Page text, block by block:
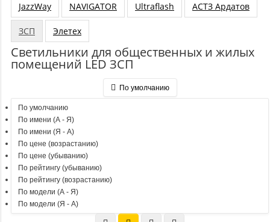
JazzWay NAVIGATOR Ultraflash АСТЗ Ардатов
ЗСП Элетех
Светильники для общественных и жилых
помещений LED ЗСП
По умолчанию
По умолчанию
По имени (A - Я)
По имени (Я - A)
По цене (возрастанию)
По цене (убыванию)
По рейтингу (убыванию)
По рейтингу (возрастанию)
По модели (A - Я)
По модели (Я - A)